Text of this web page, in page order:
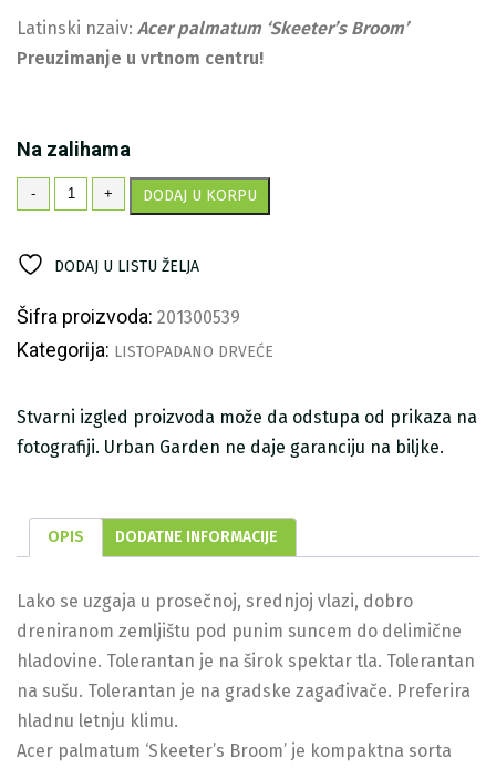
Latinski nzaiv: Acer palmatum ‘Skeeter’s Broom’
Preuzimanje u vrtnom centru!
Na zalihama
-
Japanski
javor
količina
+ DODAJ U KORPU
DODAJ U LISTU ŽELJA
Šifra proizvoda: 201300539
Kategorija: LISTOPADANO DRVEĆE
Stvarni izgled proizvoda može da odstupa od prikaza na
fotografiji. Urban Garden ne daje garanciju na biljke.
OPIS DODATNE INFORMACIJE
Lako se uzgaja u prosečnoj, srednjoj vlazi, dobro
dreniranom zemljištu pod punim suncem do delimične
hladovine. Tolerantan je na širok spektar tla. Tolerantan
na sušu. Tolerantan je na gradske zagađivače. Preferira
hladnu letnju klimu.
Acer palmatum ‘Skeeter’s Broom’ je kompaktna sorta